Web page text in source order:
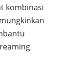
kombinasi